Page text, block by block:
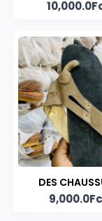
DES
NUES PIEDS